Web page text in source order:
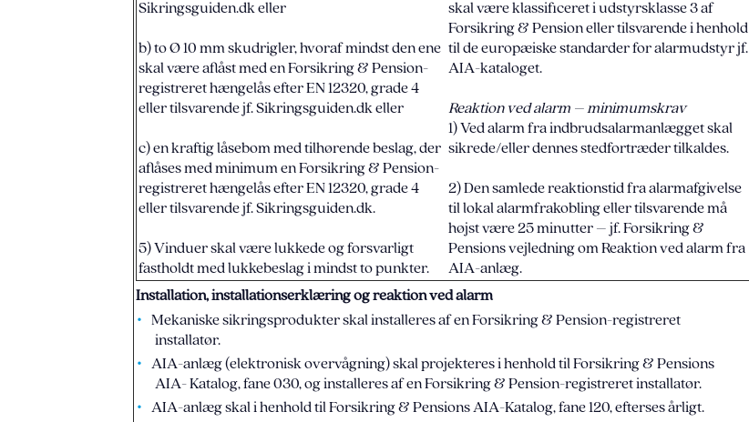
Sikringsguiden.dk eller
b) to Ø 10 mm skudrigler, hvoraf mindst den ene
skal være aflåst med en Forsikring & Pension-
registreret hængelås efter EN 12320, grade 4
eller tilsvarende jf. Sikringsguiden.dk eller
c) en kraftig låsebom med tilhørende beslag, der
aflåses med minimum en Forsikring & Pension-
registreret hængelås efter EN 12320, grade 4
eller tilsvarende jf. Sikringsguiden.dk.
5) Vinduer skal være lukkede og forsvarligt
fastholdt med lukkebeslag i mindst to punkter.
skal være klassificeret i udstyrsklasse 3 af
Forsikring & Pension eller tilsvarende i henhold
til de europæiske standarder for alarmudstyr jf.
AIA-kataloget.
Reaktion ved alarm – minimumskrav
1) Ved alarm fra indbrudsalarmanlægget skal
sikrede/eller dennes stedfortræder tilkaldes.
2) Den samlede reaktionstid fra alarmafgivelse
til lokal alarmfrakobling eller tilsvarende må
højst være 25 minutter – jf. Forsikring &
Pensions vejledning om Reaktion ved alarm fra
AIA-anlæg.
Installation, installationserklæring og reaktion ved alarm
Mekaniske sikringsprodukter skal installeres af en Forsikring & Pension-registreret
installatør.
AIA-anlæg (elektronisk overvågning) skal projekteres i henhold til Forsikring & Pensions
AIA- Katalog, fane 030, og installeres af en Forsikring & Pension-registreret installatør.
AIA-anlæg skal i henhold til Forsikring & Pensions AIA-Katalog, fane 120, efterses årligt.